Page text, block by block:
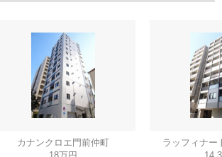
カナンクロエ門前仲町
ラッフィナ